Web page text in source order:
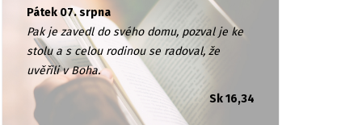
Pátek 07. srpna
Pak je zavedl do svého domu, pozval je ke
stolu a s celou rodinou se radoval, že
uvěřili v Boha.
Sk 16,34